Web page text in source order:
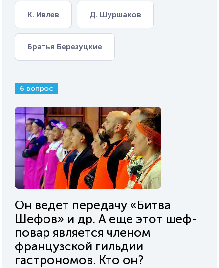
К. Ивлев Д. Шуршаков
Братья Березуцкие
6 вопрос
Он ведет передачу «Битва
Шефов» и др. А еще этот шеф-
повар является членом
французской гильдии
гастрономов. Кто он?